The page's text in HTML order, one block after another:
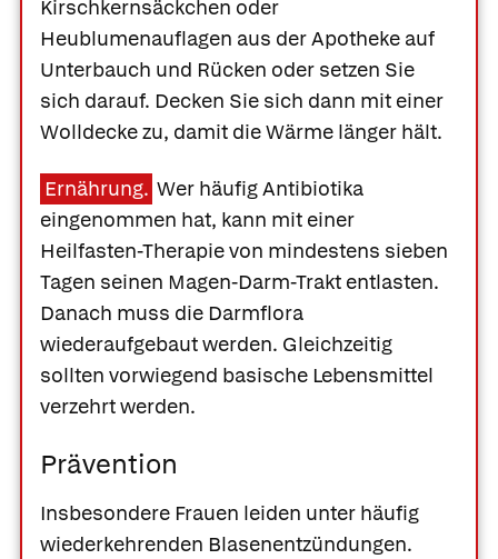
Kirschkernsäckchen oder
Heublumenauflagen aus der Apotheke auf
Unterbauch und Rücken oder setzen Sie
sich darauf. Decken Sie sich dann mit einer
Wolldecke zu, damit die Wärme länger hält.
Ernährung. Wer häufig Antibiotika
eingenommen hat, kann mit einer
Heilfasten-Therapie von mindestens sieben
Tagen seinen Magen-Darm-Trakt entlasten.
Danach muss die Darmflora
wiederaufgebaut werden. Gleichzeitig
sollten vorwiegend basische Lebensmittel
verzehrt werden.
Prävention
Insbesondere Frauen leiden unter häufig
wiederkehrenden Blasenentzündungen.